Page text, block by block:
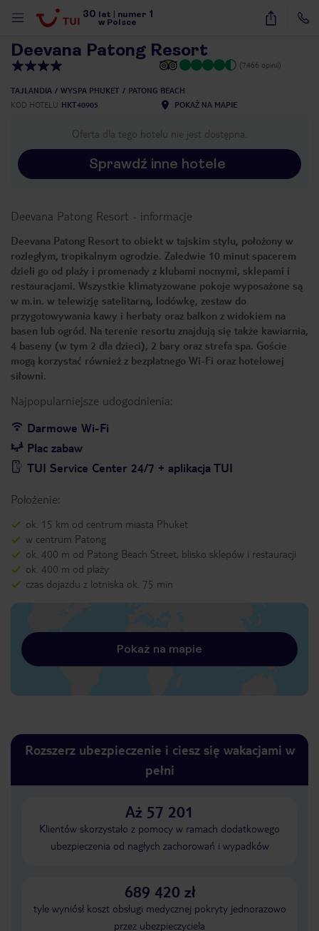
30 lat numer 1
w Polsce
51
Deevana Patong Resort
(7466 opinii)
TAJLANDIA WYSPA PHUKET
PATONG BEACH
KOD HOTELU HKT40905 POKAŻ NA MAPIE
Oferta dla tego hotelu nie jest dostępna.
Sprawdź inne hotele
Deevana Patong Resort - informacje
Deevana Patong Resort to obiekt w tajskim stylu, położony w
rozległym, tropikalnym ogrodzie. Zaledwie 10 minut spacerem
dzieli go od plaży i promenady z klubami nocnymi, sklepami i
restauracjami. Wszystkie klimatyzowane pokoje wyposażone są
w m.in. w telewizję satelitarną, lodówkę, zestaw do
przygotowywania kawy i herbaty oraz balkon z widokiem na
basen lub ogród. Na terenie resortu znajdują się także kawiarnia,
4 baseny (w tym 2 dla dzieci), 2 bary oraz strefa spa. Goście
mogą korzystać również z bezpłatnego Wi-Fi oraz hotelowej
siłowni.
Najpopularniejsze udogodnienia:
Darmowe Wi-Fi
Plac zabaw
TUI Service Center 24/7 + aplikacja TUI
Położenie:
ok. 15 km od centrum miasta Phuket
w centrum Patong
ok. 400 m od Patong Beach Street, blisko sklepów i restauracji
ok. 400 m od plaży
czas dojazdu z lotniska ok. 75 min
Pokaż na mapie
Rozszerz ubezpieczenie i ciesz się wakacjami w
pełni
Aż 57 201
Klientów skorzystało z pomocy w ramach dodatkowego
ubezpieczenia od nagłych zachorowań i wypadków
689 420 zł
tyle wyniósł koszt obsługi medycznej pokryty jednorazowo
przez ubezpieczyciela